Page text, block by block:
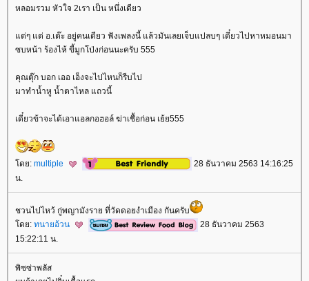
หลอมรวม หัวใจ 2เรา เป็น หนึ่งเดียว
ต่ๆ แต่ อ.เต๊ะ อยู่คนเดียว ฟังเพลงนี้ แล้วมันเลยเจ็บแปลบๆ เดี๋ยวไปหาหมอนมา
ซบหน้า ร้องไห้ ขี้มูกโป่งก่อนนะครับ 555
คุณตุ๊ก บอก เออ เอ็งจะไปไหนก็รีบไป
มาทำน้ำหู น้ำตาไหล แถวนี้
เดี๋ยวข้าจะได้เอาแอลกอฮอล์ ฆ่าเชื้อก่อน เย้ย555
ดย: multiple
28 ธันวาคม 2563 14:16:25
น.
ชวนไปไหว้ กู่พญามังราย ที่วัดดอยงำเมือง กันครับ
ดย: ทนายอ้วน
28 ธันวาคม 2563
15:22:11 น.
พิซซ่าพลัส